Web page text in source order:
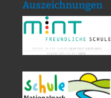
Auszeichnungen